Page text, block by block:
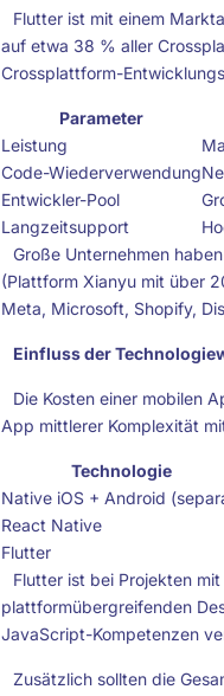
Flutter ist mit einem
auf etwa 38 % aller
Crossplattform-
Parameter
Leistung
Code-Wiederverwendung
Entwickler-Pool
Langzeitsupport
Große Unternehmen
(Plattform Xianyu mit über
Meta, Microsoft, Shopify,
Einfluss der
Die Kosten einer mobilen
App mittlerer Komplexität
Technologie
Native iOS + Android
React Native
Flutter
Flutter ist bei Projekten
plattformübergreifenden
JavaScript-Kompetenzen
Zusätzlich sollten die